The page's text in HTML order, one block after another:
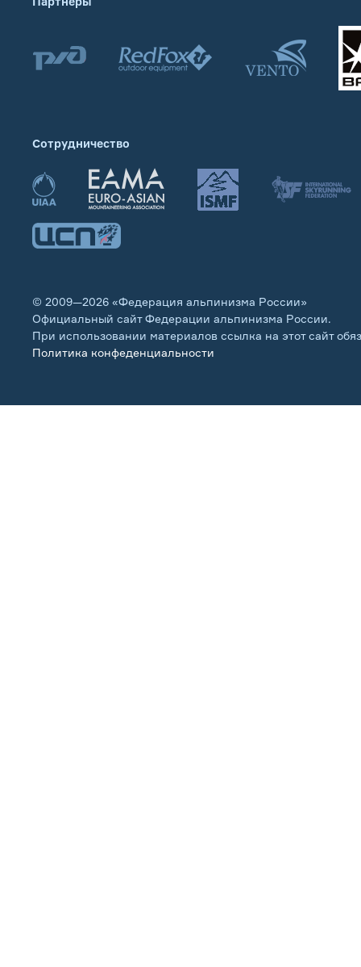
Сотрудничество
© 2009—2026 «Федерация альпинизма России»
Официальный сайт Федерации альпинизма России.
При использовании материалов ссылка на этот сайт
Политика конфеденциальности